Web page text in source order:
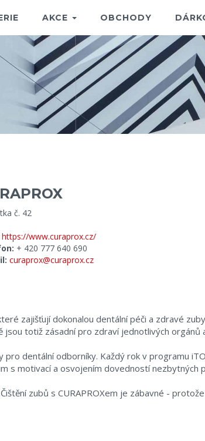
AKCE OBCHODY
č. 42
https://www.curaprox.cz/
+ 420 777 640 690
curaprox@curaprox.cz
zajišťují dokonalou dentální péči a zdravé
totiž zásadní pro zdraví jednotlivých orgánů
dentální odborníky. Každý rok v programu
s motivací a osvojením dovedností nezbytných
zubů s CURAPROXem je zábavné -